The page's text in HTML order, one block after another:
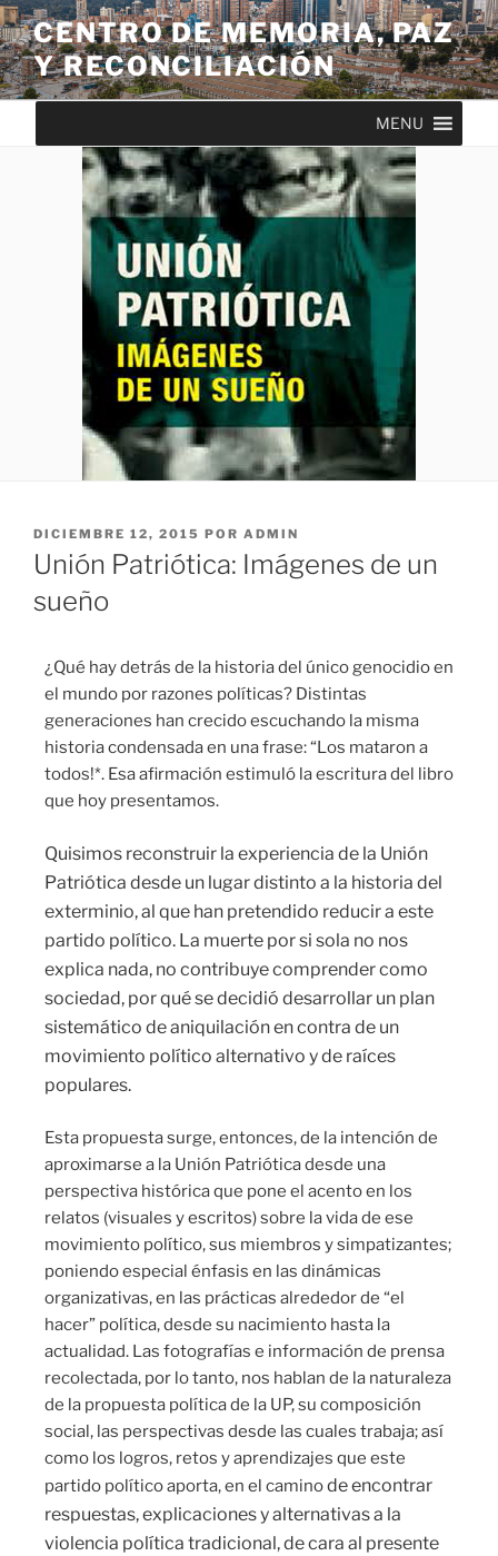
CENTRO DE MEMORIA, PAZ
Y RECONCILIACIÓN
MENU
DICIEMBRE 12, 2015 POR ADMIN
Unión Patriótica: Imágenes de un
sueño
¿Qué hay detrás de la historia del único genocidio en
el mundo por razones políticas? Distintas
generaciones han crecido escuchando la misma
historia condensada en una frase: “Los mataron a
todos!*. Esa afirmación estimuló la escritura del libro
que hoy presentamos.
Quisimos reconstruir la experiencia de la Unión
Patriótica desde un lugar distinto a la historia del
exterminio, al que han pretendido reducir a este
partido político. La muerte por si sola no nos
explica nada, no contribuye comprender como
sociedad, por qué se decidió desarrollar un plan
sistemático de aniquilación en contra de un
movimiento político alternativo y de raíces
populares.
Esta propuesta surge, entonces, de la intención de
aproximarse a la Unión Patriótica desde una
perspectiva histórica que pone el acento en los
relatos (visuales y escritos) sobre la vida de ese
movimiento político, sus miembros y simpatizantes;
poniendo especial énfasis en las dinámicas
organizativas, en las prácticas alrededor de “el
hacer” política, desde su nacimiento hasta la
actualidad. Las fotografías e información de prensa
recolectada, por lo tanto, nos hablan de la naturaleza
de la propuesta política de la UP, su composición
social, las perspectivas desde las cuales trabaja; así
como los logros, retos y aprendizajes que este
partido político aporta, en el caminode encontrar
respuestas, explicaciones y alternativas a la
violencia política tradicional, de cara al presente